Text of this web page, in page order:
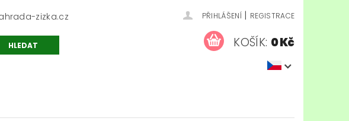
zizka.cz PŘIHLÁŠENÍ | REGISTRACE
KOŠÍK: 0 Kč